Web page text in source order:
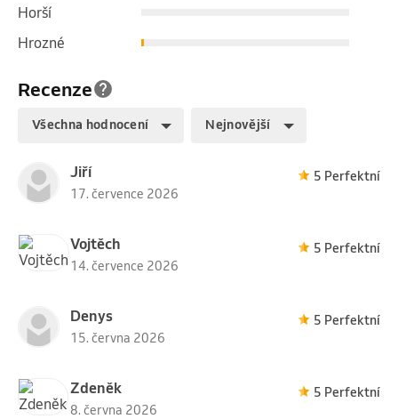
Recenze
Všechna hodnocení Nejnovější
Jiří
17. července 2026
5 Perfektní
Vojtěch
14. července 2026
5 Perfektní
Denys
15. června 2026
5 Perfektní
Zdeněk
8. června 2026
5 Perfektní
Horší
Hrozné